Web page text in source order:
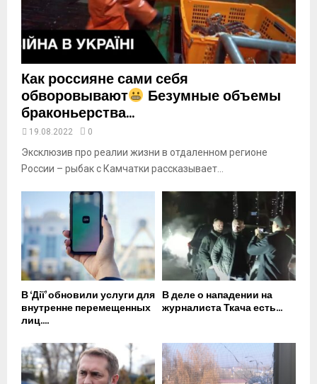
b
e
Как россияне сами себя
обворовывают Безумные объемы
браконьерства...
19.08.2022 0
Эксклюзив про реалии жизни в отдаленном регионе
России – рыбак с Камчатки рассказывает...
В ‘Дії’ обновили услуги для
внутренне перемещенных
лиц....
В деле о нападении на
журналиста Ткача есть...